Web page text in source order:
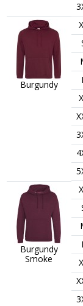
Burgundy
Burgundy
Smoke